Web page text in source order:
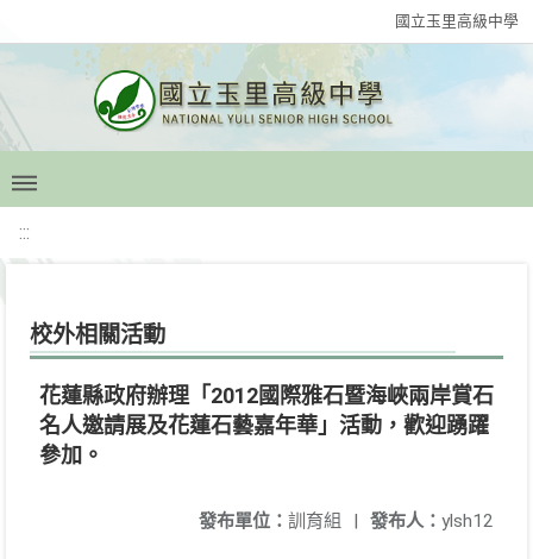
國立玉里高級中學
:::
校外相關活動
花蓮縣政府辦理「2012國際雅石暨海峽兩岸賞石
名人邀請展及花蓮石藝嘉年華」活動，歡迎踴躍
參加。
發布人： ylsh12
發布單位： 訓育組 |